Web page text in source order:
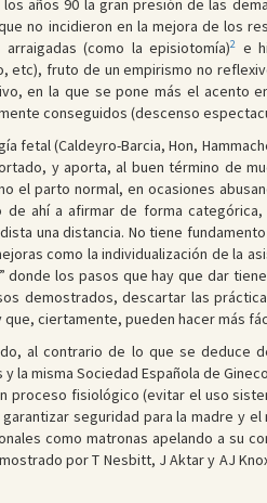
años 90 la gran presión de las
no incidieron en la mejora de los
(como la episiotomía)2 e
etc), fruto de un empirismo no
en la que se pone más el acento
conseguidos (descenso
fetal (Caldeyro-Barcia, Hon,
y aporta, al buen término de
el parto normal, en ocasiones
de ahí a afirmar de forma
dista una distancia. No tiene
como la individualización de la
los pasos que hay que dar
demostrados, descartar las
ciertamente, pueden hacer más
al contrario de lo que se deduce
la misma Sociedad Española de
proceso fisiológico (evitar el uso
seguridad para la madre y
como matronas apelando a su
por T Nesbitt, J Aktar y AJ